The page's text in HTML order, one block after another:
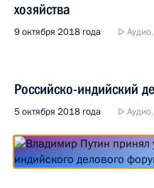
хозяйства
9 октября 2018 года
Российско-индийский
5 октября 2018 года